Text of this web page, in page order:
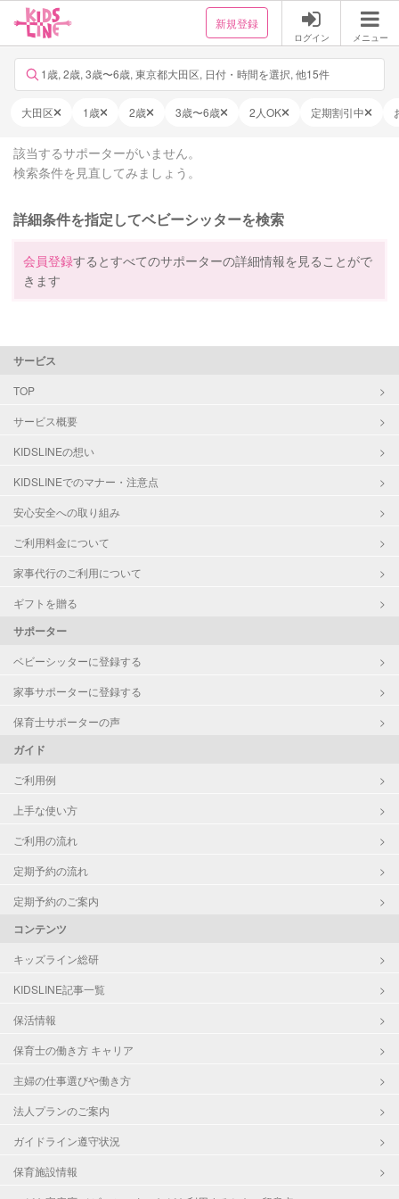
新規登録
ログイン メニュー
1歳, 2歳, 3歳〜6歳, 東京都大田区, 日付・時間を選択, 他15件
大田区 1歳 2歳 3歳〜6歳 2人OK 定期割引中
該当するサポーターがいません。
検索条件を見直してみましょう。
詳細条件を指定してベビーシッターを検索
会員登録するとすべてのサポーターの詳細情報を見ることがで
きます
サービス
TOP
サービス概要
KIDSLINEの想い
KIDSLINEでのマナー・注意点
安心安全への取り組み
ご利用料金について
家事代行のご利用について
ギフトを贈る
サポーター
ベビーシッターに登録する
家事サポーターに登録する
保育士サポーターの声
ガイド
ご利用例
上手な使い方
ご利用の流れ
定期予約の流れ
定期予約のご案内
コンテンツ
キッズライン総研
KIDSLINE記事一覧
保活情報
保育士の働き方 キャリア
主婦の仕事選びや働き方
法人プランのご案内
ガイドライン遵守状況
保育施設情報